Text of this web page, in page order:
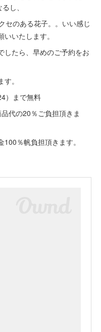
し、
セのある花子。。いい感じ
いたします。
したら、早めのご予約をお
。
）まで無料
ご負担頂きま
担頂きます。